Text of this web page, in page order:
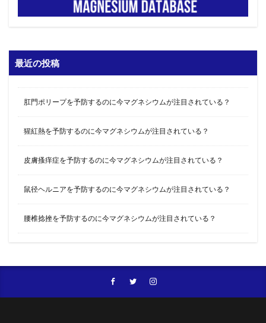
最近の投稿
肛門ポリープを予防するのに今マグネシウムが注目されている？
猩紅熱を予防するのに今マグネシウムが注目されている？
皮膚搔痒症を予防するのに今マグネシウムが注目されている？
鼠径ヘルニアを予防するのに今マグネシウムが注目されている？
腰椎捻挫を予防するのに今マグネシウムが注目されている？